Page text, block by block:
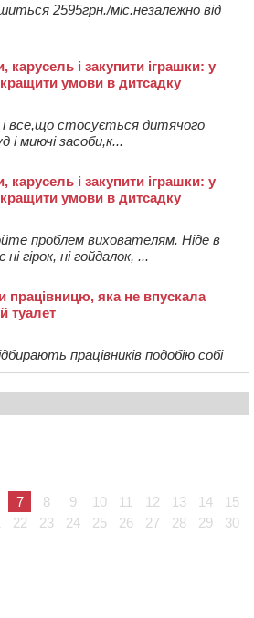
2595грн./міс.незалежно від
карусель і закупити іграшки: у
умови в дитсадку
і все,що стосується дитячого
і миючі засоби,к...
карусель і закупити іграшки: у
умови в дитсадку
проблем вихователям. Ніде в
гірок, ні гойдалок, ...
працівницю, яка не впускала
туалет
працівників подобію собі
7 8 9 10 11 12 13 14
15
22 23 24 25 26 27 28 29
30